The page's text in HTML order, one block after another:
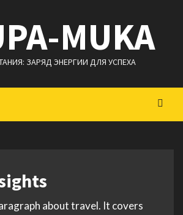
MUKA
ЗАРЯД ЭНЕРГИИ ДЛЯ УСПЕХА
about travel. It covers